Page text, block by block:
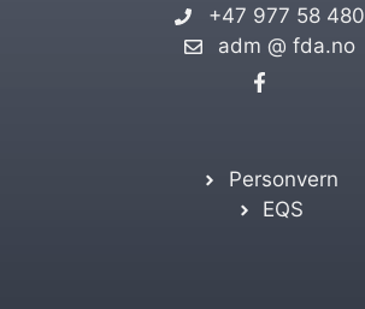
+47 977 58 480
adm @ fda.no
Personvern
EQS